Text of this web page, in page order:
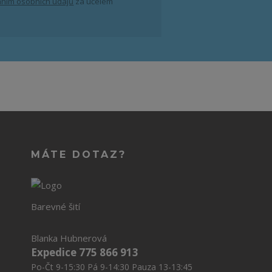
MÁTE DOTAZ?
Barevné šití
Blanka Hubnerová
Expedice 775 866 913
Po-Čt 9-15:30 Pá 9-14:30 Pauza 13-13:45